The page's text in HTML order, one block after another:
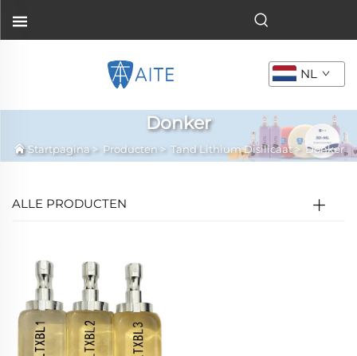
NL
Donker
Startpagina> Producten> Tand Lithium Disilicaat> Donker
ALLE PRODUCTEN